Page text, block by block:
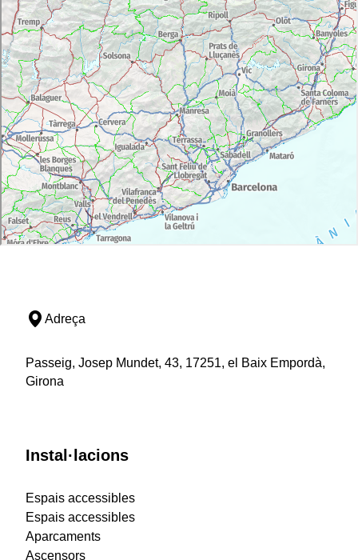
Adreça
Passeig, Josep Mundet, 43, 17251, el Baix Empordà,
Girona
Instal·lacions
Espais accessibles
Espais accessibles
Aparcaments
Ascensors